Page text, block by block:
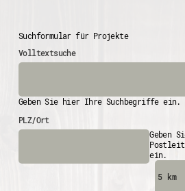
Suchformular für Projekte
Volltextsuche
Geben Sie hier Ihre Suchbegriffe ein.
PLZ/Ort
Geben
ein.